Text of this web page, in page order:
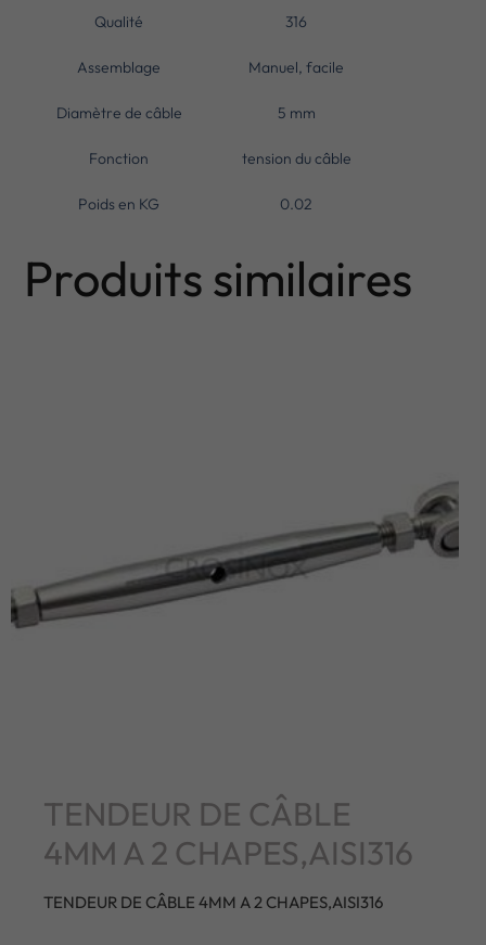
Qualité 316
Assemblage Manuel, facile
Diamètre de câble 5 mm
Fonction tension du câble
Poids en KG 0.02
Produits similaires
TENDEUR DE CÂBLE
4MM A 2 CHAPES,AISI316
TENDEUR DE CÂBLE 4MM A 2 CHAPES,AISI316